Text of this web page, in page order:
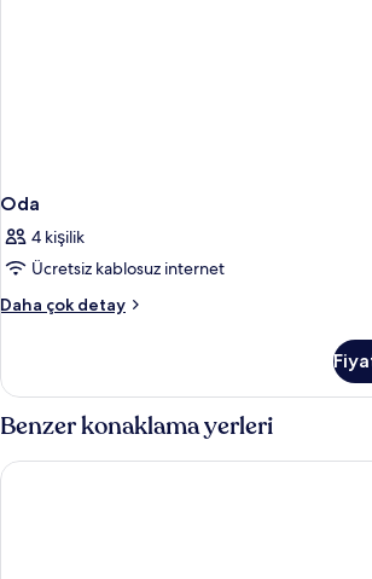
Oda
4 kişilik
Ücretsiz kablosuz internet
Daha çok detay
Oda
detay
Benzer konaklama yerleri
Swandor Hotels & Resort Topkapi Palace